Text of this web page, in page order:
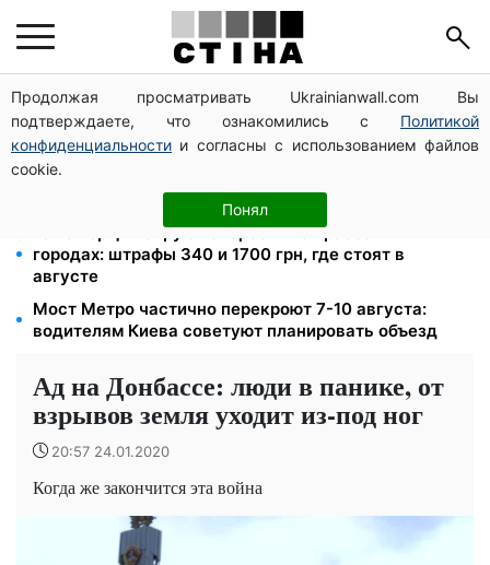
Продолжая просматривать Ukrainianwall.com Вы
подтверждаете, что ознакомились с Политикой
конфиденциальности и согласны с использованием файлов
cookie.
Понял
Освобожденные из плена бесплатно восстановят
водительское удостоверение: условия от МВД
26 000 подписей — Зеленский поручил СНБО
лишать водителей прав за систематические
18 камер фиксируют скорость на трассах и в
городах: штрафы 340 и 1700 грн, где стоят в
августе
Мост Метро частично перекроют 7-10 августа:
водителям Киева советуют планировать объезд
Ад на Донбассе: люди в панике, от
взрывов земля уходит из-под ног
20:57 24.01.2020
Когда же закончится эта война